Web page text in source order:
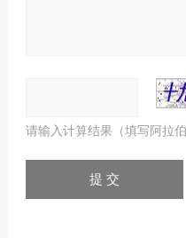
请输入计算结果（填写阿拉